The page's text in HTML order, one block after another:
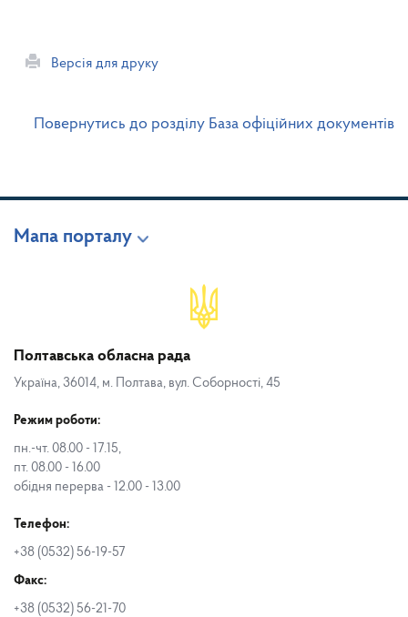
Версія для друку
Повернутись до розділу База офіційних документів
Мапа порталу
Полтавська обласна рада
Україна, 36014, м. Полтава, вул. Соборності, 45
Режим роботи:
пн.-чт. 08.00 - 17.15,
пт. 08.00 - 16.00
обідня перерва - 12.00 - 13.00
Телефон:
+38 (0532) 56-19-57
Факс:
+38 (0532) 56-21-70